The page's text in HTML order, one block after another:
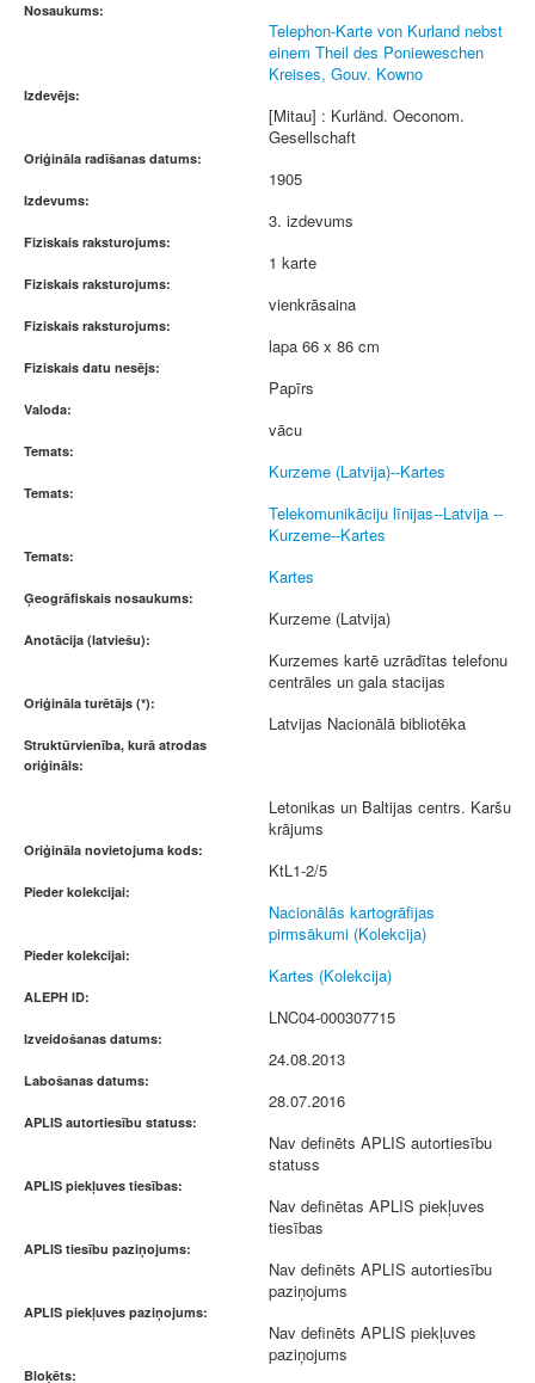
Nosaukums:
Telephon-Karte von Kurland nebst
einem Theil des Ponieweschen
Kreises, Gouv. Kowno
Izdevējs:
[Mitau] : Kurländ. Oeconom.
Gesellschaft
Oriģināla radīšanas datums:
1905
Izdevums:
3. izdevums
Fiziskais raksturojums:
1 karte
Fiziskais raksturojums:
vienkrāsaina
Fiziskais raksturojums:
lapa 66 x 86 cm
Fiziskais datu nesējs:
Papīrs
Valoda:
vācu
Temats:
Kurzeme (Latvija)--Kartes
Temats:
Telekomunikāciju līnijas--Latvija --
Kurzeme--Kartes
Temats:
Kartes
Ģeogrāfiskais nosaukums:
Kurzeme (Latvija)
Anotācija (latviešu):
Kurzemes kartē uzrādītas telefonu
centrāles un gala stacijas
Oriģināla turētājs (*):
Latvijas Nacionālā bibliotēka
Struktūrvienība, kurā atrodas
oriģināls:
Letonikas un Baltijas centrs. Karšu
krājums
Oriģināla novietojuma kods:
KtL1-2/5
Pieder kolekcijai:
Nacionālās kartogrāfijas
pirmsākumi (Kolekcija)
Pieder kolekcijai:
Kartes (Kolekcija)
ALEPH ID:
LNC04-000307715
Izveidošanas datums:
24.08.2013
Labošanas datums:
28.07.2016
APLIS autortiesību statuss:
Nav definēts APLIS autortiesību
statuss
APLIS piekļuves tiesības:
Nav definētas APLIS piekļuves
tiesības
APLIS tiesību paziņojums:
Nav definēts APLIS autortiesību
paziņojums
APLIS piekļuves paziņojums:
Nav definēts APLIS piekļuves
paziņojums
Bloķēts: